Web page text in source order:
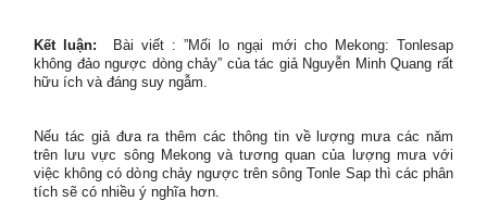
Kết luận: Bài viết : ”Mối lo ngại mới cho Mekong: Tonlesap
không đảo ngược dòng chảy” của tác giả Nguyễn Minh Quang rất
hữu ích và đáng suy ngẫm.
Nếu tác giả đưa ra thêm các thông tin về lượng mưa các năm
trên lưu vực sông Mekong và tương quan của lượng mưa với
việc không có dòng chảy ngược trên sông Tonle Sap thì các phân
tích sẽ có nhiều ý nghĩa hơn.